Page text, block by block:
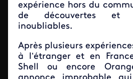
expérience hors du
de découvertes et
inoubliables.
Après plusieurs
à l’étranger et en
Shell ou encore